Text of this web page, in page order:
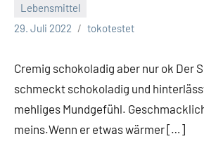
Lebensmittel
29. Juli 2022
tokotestet
Keine
Kommentare
Cremig schokoladig aber nur ok Der
schmeckt schokoladig und
mehliges Mundgefühl.
meins.Wenn er etwas wärmer […]